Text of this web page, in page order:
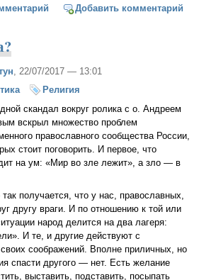
свершился...Добавить комментарий
, 22/07/2017 — 13:01
Религия
скандал вокруг ролика с о. Андреем
вскрыл множество проблем
православного сообщества России,
стоит поговорить. И первое, что
на ум: «Мир во зле лежит», а зло — в
так получается, что у нас, православных,
другу враги. И по отношению к той или
народ делится на два лагеря:
И те, и другие действуют с
своих соображений. Вполне приличных, но
спасти другого — нет. Есть желание
выставить, подставить, посыпать